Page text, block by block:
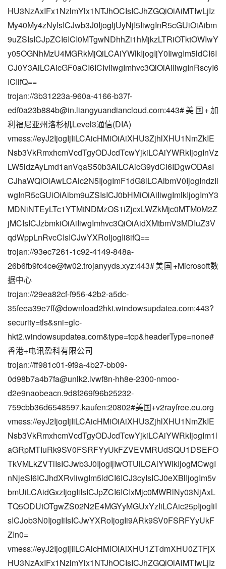
HU3NzAxIFx1NzlmYlx1NTJhOCIsICJhZGQiOiAiMTIwLjIz
My40My4zNyIsICJwb3J0IjogIjUyNjI5IiwgInR5cGUiOiAibm
9uZSIsICJpZCI6ICI0MTgwNDhhZi1hMjkzLTRiOTktOWIwY
y05OGNhMzU4MGRkMjQiLCAiYWlkIjogIjY0IiwgIm5ldCI6I
CJ0Y3AiLCAicGF0aCI6ICIvIiwgImhvc3QiOiAiIiwgInRscyI6
ICIifQ==
trojan://3b31223a-960a-4166-b37f-
edf0a23b884b@in.liangyuandiancloud.com:443#美国+加
利福尼亚州洛杉矶Level3通信(DIA)
vmess://eyJ2IjogIjIiLCAicHMiOiAiXHU3ZjhlXHU1NmZkIE
Nsb3VkRmxhcmVcdTgyODJcdTcwYjkiLCAiYWRkIjogInVz
LW5ldzAyLmd1anVqaS50b3AiLCAicG9ydCI6IDgwODAsI
CJhaWQiOiAwLCAic2N5IjogImF1dG8iLCAibmV0IjogIndzIi
wgInR5cGUiOiAibm9uZSIsICJ0bHMiOiAiIiwgImlkIjogImY3
MDNiNTEyLTc1YTMtNDMzOS1iZjcxLWZkMjc0MTM0M2Z
jMCIsICJzbmkiOiAiIiwgImhvc3QiOiAidXMtbmV3MDIuZ3V
qdWppLnRvcCIsICJwYXRoIjogIi8ifQ==
trojan://93ec7261-1c92-4149-848a-
26b6fb9fc4ce@tw02.trojanyyds.xyz:443#美国+Microsoft数
据中心
trojan://29ea82cf-f956-42b2-a5dc-
35feea39e7ff@download2hkt.windowsupdatea.com:443?
security=tls&sni=glc-
hkt2.windowsupdatea.com&type=tcp&headerType=none#
香港+电讯盈科有限公司
trojan://ff981c01-9f9a-4b27-bb09-
0d98b7a4b7fa@unlk2.lvwf8n-hh8e-2300-nmoo-
d2e9naobeacn.9d8f269f96b25232-
759cbb36d6548597.kaufen:20802#美国+v2rayfree.eu.org
vmess://eyJ2IjogIjIiLCAicHMiOiAiXHU3ZjhlXHU1NmZkIE
Nsb3VkRmxhcmVcdTgyODJcdTcwYjkiLCAiYWRkIjogIm1l
aGRpMTIuRk9SV0FSRFYyUkFZVEVMRUdSQU1DSEFO
TkVMLkZVTiIsICJwb3J0IjogIjIwOTUiLCAiYWlkIjogMCwgI
nNjeSI6ICJhdXRvIiwgIm5ldCI6ICJ3cyIsICJ0eXBlIjogIm5v
bmUiLCAidGxzIjogIiIsICJpZCI6ICIxMjc0MWRlNy03NjAxL
TQ5ODUtOTgwZS02N2E4MGYyMGUxYzIiLCAic25pIjogIiI
sICJob3N0IjogIiIsICJwYXRoIjogIi9ARk9SV0FSRFYyUkF
ZIn0=
vmess://eyJ2IjogIjIiLCAicHMiOiAiXHU1ZTdmXHU0ZTFjX
HU3NzAxIFx1NzlmYlx1NTJhOCIsICJhZGQiOiAiMTIwLjIz